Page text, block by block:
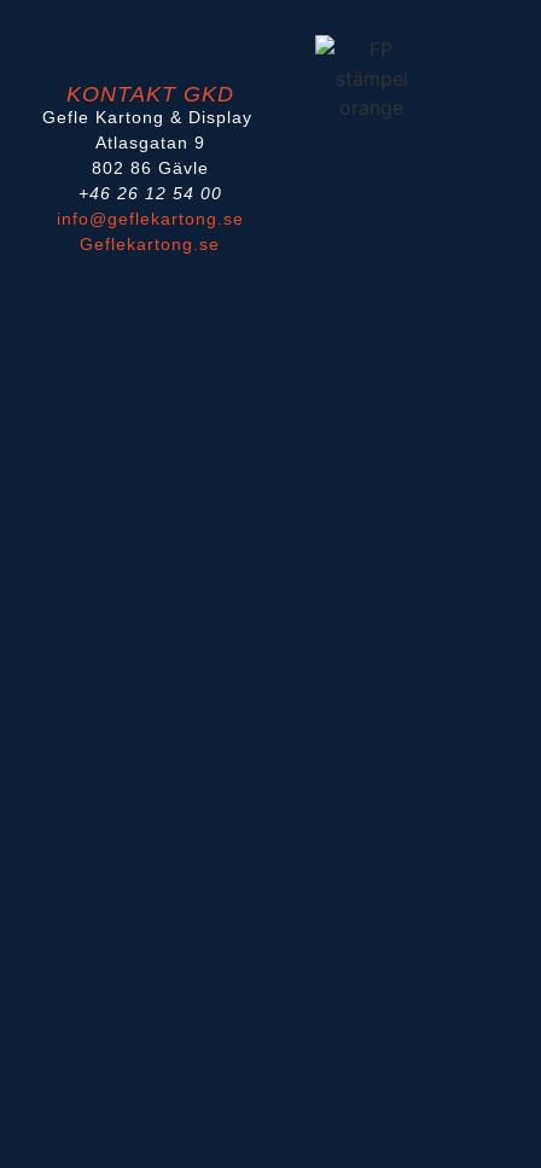
KONTAKT GKD
Gefle Kartong & Display
Atlasgatan 9
802 86 Gävle
+46 26 12 54 00
info@geflekartong.se
Geflekartong.se